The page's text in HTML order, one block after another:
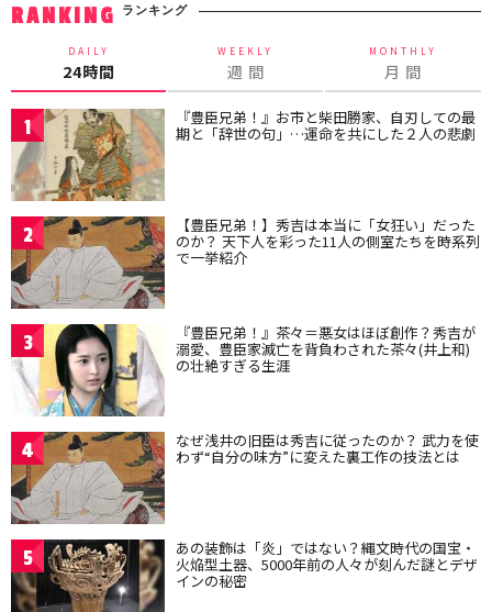
RANKING ランキング
DAILY
24時間
WEEKLY
週 間
MONTHLY
月 間
1 『豊臣兄弟！』お市と柴田勝家、自刃しての最
期と「辞世の句」…運命を共にした２人の悲劇
2 【豊臣兄弟！】秀吉は本当に「女狂い」だった
のか？ 天下人を彩った11人の側室たちを時系列
で一挙紹介
3 『豊臣兄弟！』茶々＝悪女はほぼ創作？秀吉が
溺愛、豊臣家滅亡を背負わされた茶々(井上和)
の壮絶すぎる生涯
4 なぜ浅井の旧臣は秀吉に従ったのか？ 武力を使
わず“自分の味方”に変えた裏工作の技法とは
5 あの装飾は「炎」ではない？縄文時代の国宝・
火焔型土器、5000年前の人々が刻んだ謎とデザ
インの秘密